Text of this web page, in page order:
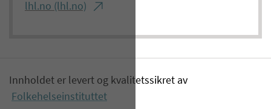
lhl.no (lhl.no)
Innholdet er levert og kvalitetssikret av
Folkehelseinstituttet